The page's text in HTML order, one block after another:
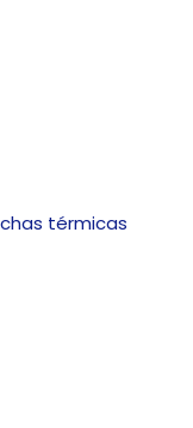
térmicas